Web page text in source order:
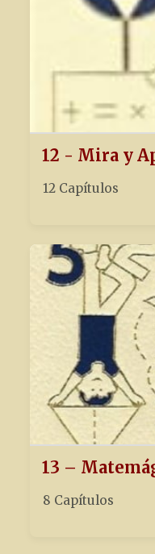
12 - Mira y
12 Capítulos
13 –
8 Capítulos